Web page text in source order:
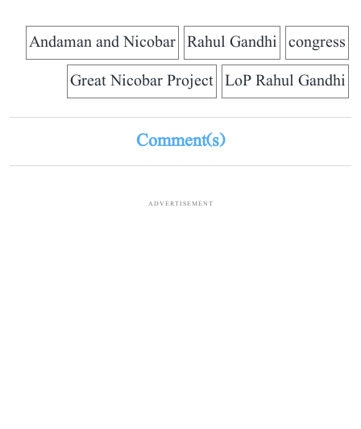
congress
Rahul Gandhi
Andaman and Nicobar
LoP Rahul Gandhi
Great Nicobar Project
Comment(s)
ADVERTISEMENT